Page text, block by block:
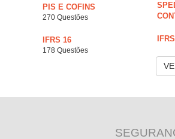
PIS E COFINS
270 Questões
IFRS 16
178 Questões